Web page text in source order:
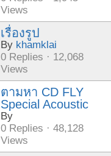
Views
เรื่องรูป
By khamklai
0 Replies · 12,068
Views
ตามหา CD FLY
Special Acoustic
By
0 Replies · 48,128
Views